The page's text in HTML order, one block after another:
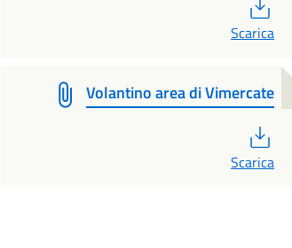
Scarica
Volantino area di Vimercate
Scarica